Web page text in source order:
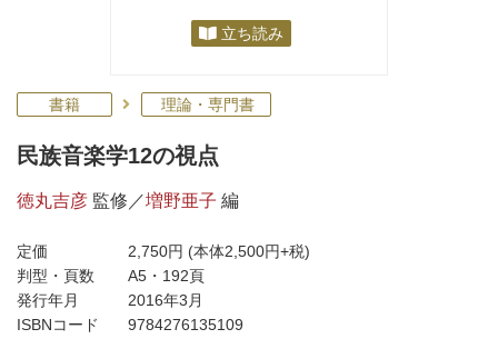
立ち読み
書籍 理論・専門書
民族音楽学12の視点
徳丸吉彦 監修／増野亜子 編
定価 2,750円 (本体2,500円+税)
判型・頁数
A5・192頁
発行年月
2016年3月
ISBNコード
9784276135109